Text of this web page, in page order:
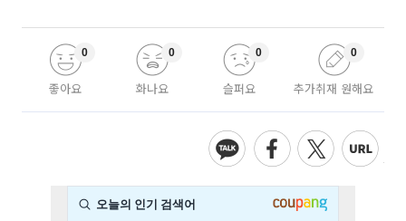
좋아요
0
화나요
0
슬퍼요
0
추가취재 원해요
0